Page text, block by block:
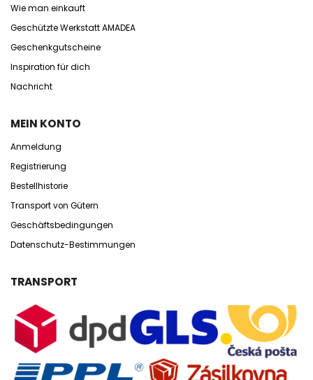
Wie man einkauft
Geschützte Werkstatt AMADEA
Geschenkgutscheine
Inspiration für dich
Nachricht
MEIN KONTO
Anmeldung
Registrierung
Bestellhistorie
Transport von Gütern
Geschäftsbedingungen
Datenschutz-Bestimmungen
TRANSPORT